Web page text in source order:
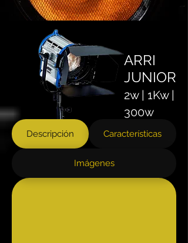
ARRI
JUNIOR
2w | 1Kw |
300w
Descripción Características
Imágenes